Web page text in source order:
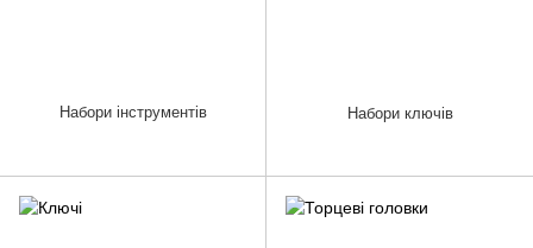
Набори інструментів Набори ключів